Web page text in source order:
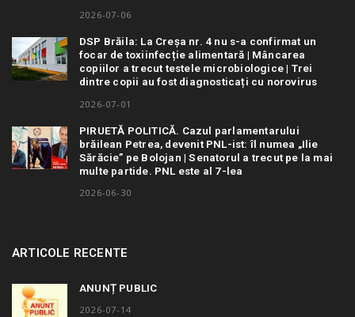
2026-07-06
DSP Brăila: La Creșa nr. 4 nu s-a confirmat un
focar de toxiinfecție alimentară | Mâncarea
copiilor a trecut testele microbiologice | Trei
dintre copii au fost diagnosticați cu norovirus
2026-07-01
PIRUETĂ POLITICĂ. Cazul parlamentarului
brăilean Petrea, devenit PNL-ist: îl numea „Ilie
Sărăcie” pe Bolojan | Senatorul a trecut pe la mai
multe partide. PNL este al 7-lea
2026-06-30
ARTICOLE RECENTE
ANUNȚ PUBLIC
2026-07-14